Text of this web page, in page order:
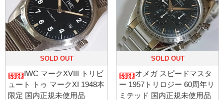
SOLD OUT
IWC マークXVIII トリビ
ュート トゥ マークXI 1948本
限定 国内正規未使用品
SOLD OUT
オメガ スピードマスタ
ー 1957トリロジー 60周年リ
ミテッド 国内正規未使用品